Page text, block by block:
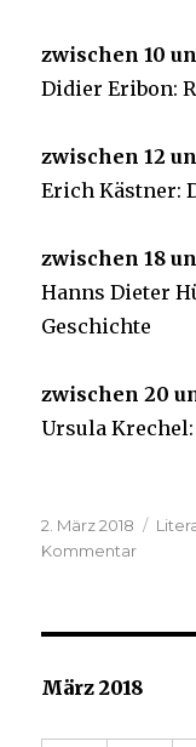
zwischen 10
Didier Eribon:
zwischen 12
Erich Kästner:
zwischen 18
Hanns Dieter
Geschichte
zwischen 20
Ursula
Veröffentlicht
am
2. März 2018
Kommentarzu
März 2018